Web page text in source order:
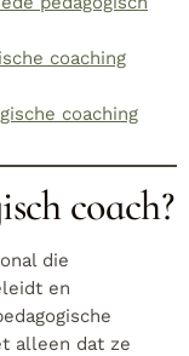
coaching
coaching
coach?
die
en
alleen dat ze